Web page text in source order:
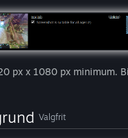
px x 1080 px minimum.
Valgfrit